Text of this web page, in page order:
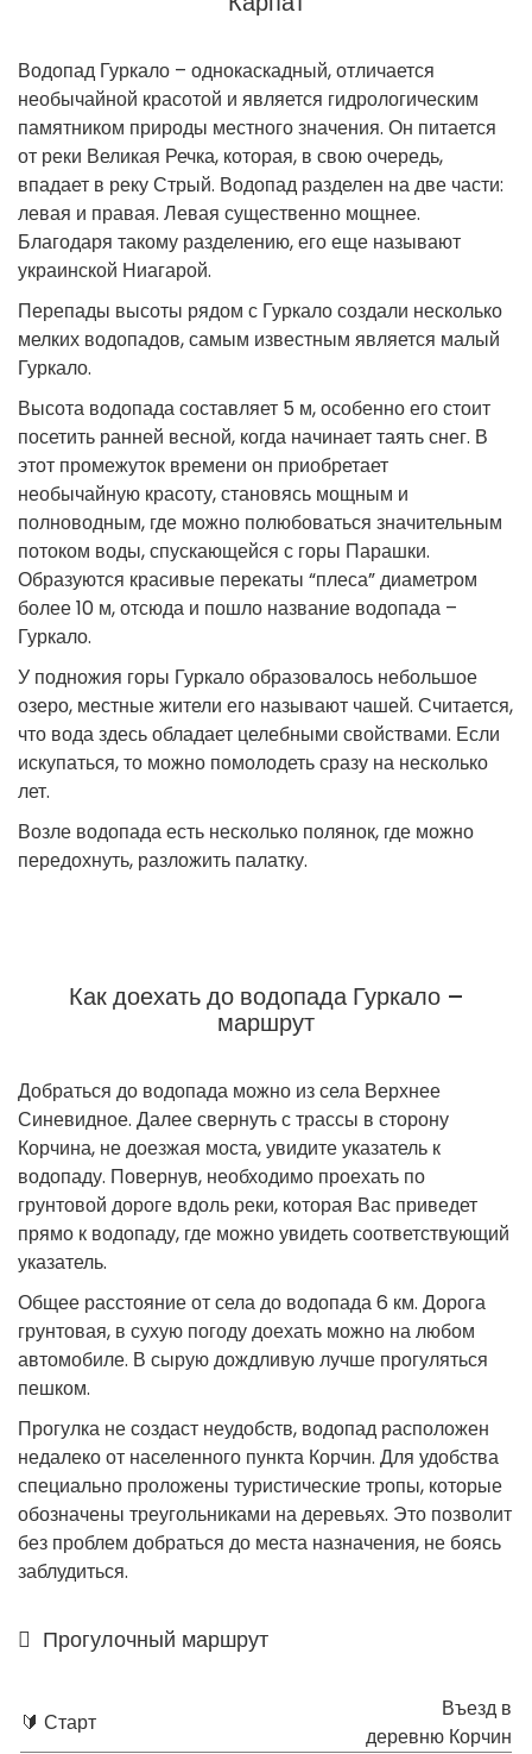
Водопад Гуркало – однокаскадный, отличается
необычайной красотой и является гидрологическим
памятником природы местного значения. Он питается
от реки Великая Речка, которая, в свою очередь,
впадает в реку Стрый. Водопад разделен на две части:
левая и правая. Левая существенно мощнее.
Благодаря такому разделению, его еще называют
украинской Ниагарой.
Перепады высоты рядом с Гуркало создали несколько
мелких водопадов, самым известным является малый
Гуркало.
Высота водопада составляет 5 м, особенно его стоит
посетить ранней весной, когда начинает таять снег. В
этот промежуток времени он приобретает
необычайную красоту, становясь мощным и
полноводным, где можно полюбоваться значительным
потоком воды, спускающейся с горы Парашки.
Образуются красивые перекаты “плеса” диаметром
более 10 м, отсюда и пошло название водопада –
Гуркало.
У подножия горы Гуркало образовалось небольшое
озеро, местные жители его называют чашей. Считается,
что вода здесь обладает целебными свойствами. Если
искупаться, то можно помолодеть сразу на несколько
лет.
Возле водопада есть несколько полянок, где можно
передохнуть, разложить палатку.
Как доехать до водопада Гуркало –
маршрут
Добраться до водопада можно из села Верхнее
Синевидное. Далее свернуть с трассы в сторону
Корчина, не доезжая моста, увидите указатель к
водопаду. Повернув, необходимо проехать по
грунтовой дороге вдоль реки, которая Вас приведет
прямо к водопаду, где можно увидеть соответствующий
указатель.
Общее расстояние от села до водопада 6 км. Дорога
грунтовая, в сухую погоду доехать можно на любом
автомобиле. В сырую дождливую лучше прогуляться
пешком.
Прогулка не создаст неудобств, водопад расположен
недалеко от населенного пункта Корчин. Для удобства
специально проложены туристические тропы, которые
обозначены треугольниками на деревьях. Это позволит
без проблем добраться до места назначения, не боясь
заблудиться.
Прогулочный маршрут
🔰 Старт
Въезд в
деревню Корчин